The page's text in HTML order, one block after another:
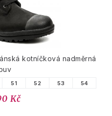
kotníčková nadměrná
51 52 53 54
Kč